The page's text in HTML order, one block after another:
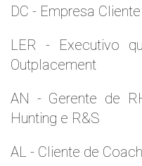
DC - Empresa
LER - Executivo
Outplacement
AN - Gerente de
Hunting e R&S
AL - Cliente de